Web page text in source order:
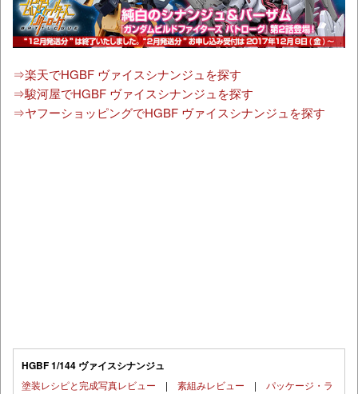
⇒楽天でHGBF ヴァイスシナンジュを探す
⇒駿河屋でHGBF ヴァイスシナンジュを探す
⇒ヤフーショッピングでHGBF ヴァイスシナンジュを探す
HGBF 1/144 ヴァイスシナンジュ
塗装レシピと完成写真レビュー | 素組みレビュー | パッケージ・ラ